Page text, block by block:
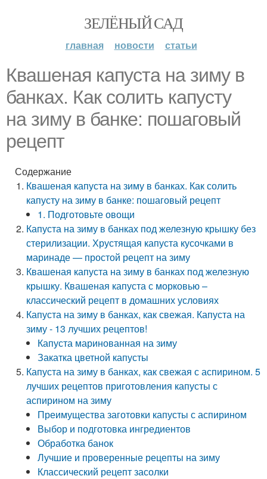
ЗЕЛЁНЫЙ САД
главная новости статьи
Квашеная капуста на зиму в
банках. Как солить капусту
на зиму в банке: пошаговый
рецепт
Содержание
Квашеная капуста на зиму в банках. Как солить
капусту на зиму в банке: пошаговый рецепт
1. Подготовьте овощи
Капуста на зиму в банках под железную крышку без
стерилизации. Хрустящая капуста кусочками в
маринаде — простой рецепт на зиму
Квашеная капуста на зиму в банках под железную
крышку. Квашеная капуста с морковью –
классический рецепт в домашних условиях
Капуста на зиму в банках, как свежая. Капуста на
зиму - 13 лучших рецептов!
Капуста маринованная на зиму
Закатка цветной капусты
Капуста на зиму в банках, как свежая с аспирином. 5
лучших рецептов приготовления капусты с
аспирином на зиму
Преимущества заготовки капусты с аспирином
Выбор и подготовка ингредиентов
Обработка банок
Лучшие и проверенные рецепты на зиму
Классический рецепт засолки